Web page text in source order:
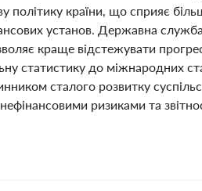
політику країни, що сприяє
установ. Державна
краще відстежувати
статистику до міжнародних
сталого розвитку
ризиками та